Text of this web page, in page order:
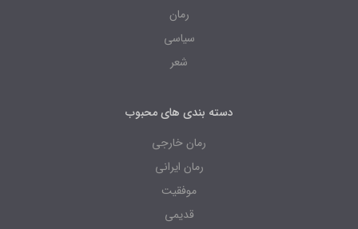
رمان
سیاسی
شعر
دسته بندی های محبوب
رمان خارجی
رمان ایرانی
موفقیت
قدیمی